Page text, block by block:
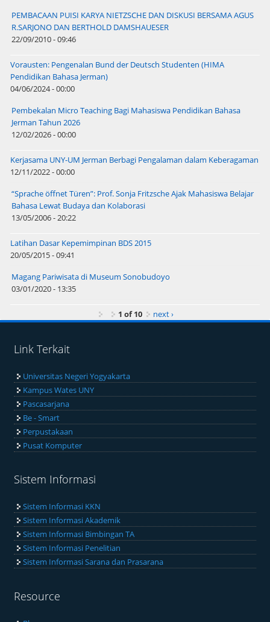
PEMBACAAN PUISI KARYA NIETZSCHE DAN DISKUSI BERSAMA AGUS
R.SARJONO DAN BERTHOLD DAMSHAUESER
22/09/2010 - 09:46
Vorausten: Pengenalan Bund der Deutsch Studenten (HIMA
Pendidikan Bahasa Jerman)
04/06/2024 - 00:00
Pembekalan Micro Teaching Bagi Mahasiswa Pendidikan Bahasa
Jerman Tahun 2026
12/02/2026 - 00:00
Kerjasama UNY-UM Jerman Berbagi Pengalaman dalam Keberagaman
12/11/2022 - 00:00
“Sprache öffnet Türen”: Prof. Sonja Fritzsche Ajak Mahasiswa Belajar
Bahasa Lewat Budaya dan Kolaborasi
13/05/2006 - 20:22
Latihan Dasar Kepemimpinan BDS 2015
20/05/2015 - 09:41
Magang Pariwisata di Museum Sonobudoyo
03/01/2020 - 13:35
1 of 10 next ›
Link Terkait
Universitas Negeri Yogyakarta
Kampus Wates UNY
Pascasarjana
Be - Smart
Perpustakaan
Pusat Komputer
Sistem Informasi
Sistem Informasi KKN
Sistem Informasi Akademik
Sistem Informasi Bimbingan TA
Sistem Informasi Penelitian
Sistem Informasi Sarana dan Prasarana
Resource